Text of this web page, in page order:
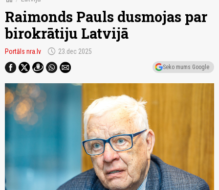
Raimonds Pauls dusmojas par
birokrātiju Latvijā
Portāls nra.lv schedule 23.dec 2025
Seko mums Google